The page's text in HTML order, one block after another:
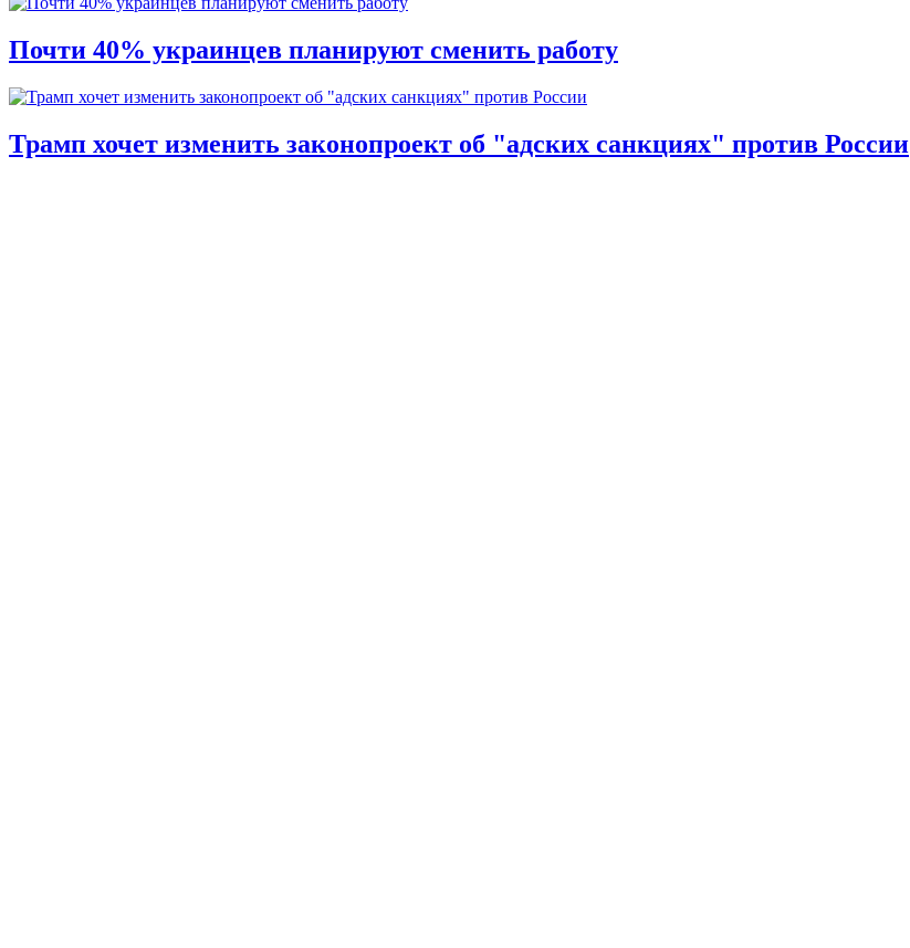
Почти 40% украинцев планируют сменить работу
Трамп хочет изменить законопроект об "адских санкциях" против России